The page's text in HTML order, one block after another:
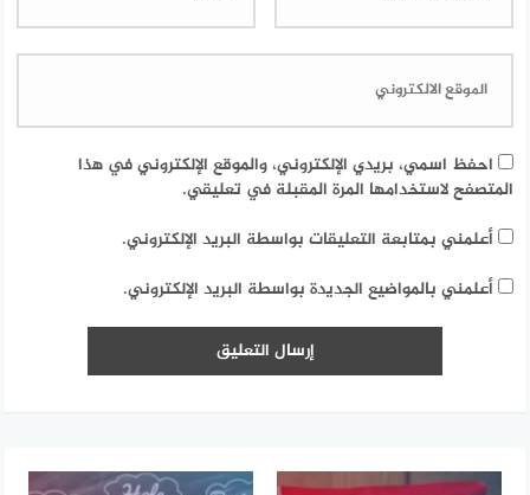
احفظ اسمي، بريدي الإلكتروني، والموقع الإلكتروني في هذا
المتصفح لاستخدامها المرة المقبلة في تعليقي.
أعلمني بمتابعة التعليقات بواسطة البريد الإلكتروني.
أعلمني بالمواضيع الجديدة بواسطة البريد الإلكتروني.